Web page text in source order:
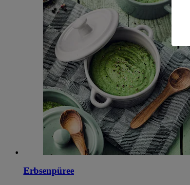
Erbsenpüree